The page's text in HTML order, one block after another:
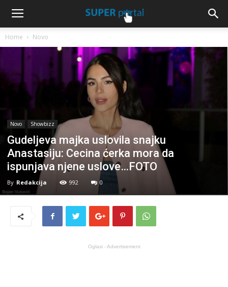
Home Novo
Novo Showbizz
Gudeljeva majka uslovila snajku
Anastasiju: Cecina ćerka mora da
ispunjava njene uslove…FOTO
By Redakcija 992 0
Oglasi - Advertisement